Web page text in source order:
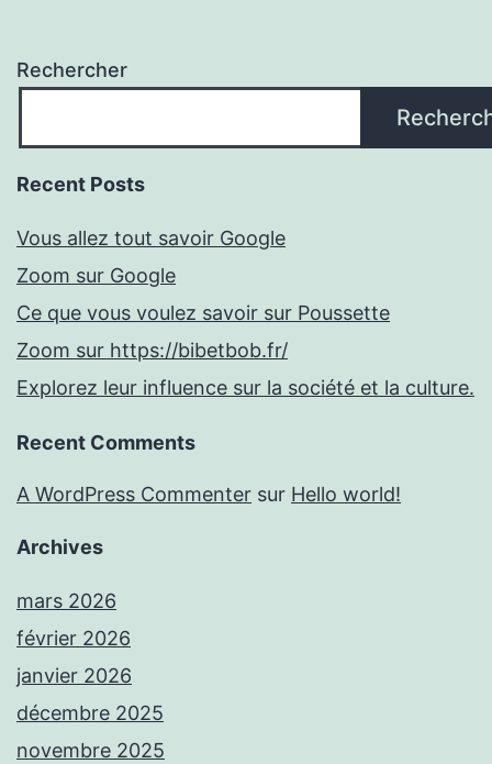
Rechercher
Recent Posts
Vous allez tout savoir Google
Zoom sur Google
Ce que vous voulez savoir sur Poussette
Zoom sur https://bibetbob.fr/
Explorez leur influence sur la société et la culture.
Recent Comments
A WordPress Commenter sur Hello world!
Archives
mars 2026
février 2026
janvier 2026
décembre 2025
novembre 2025